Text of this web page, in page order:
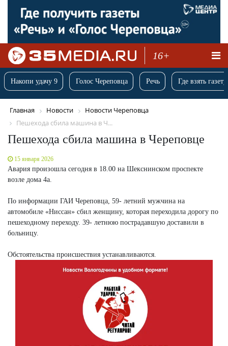
16+
Накопи удачу 9 Голос Череповца Речь Где взять
Главная Новости
Новости Череповца
Пешехода сбила машина в Ч...
Пешехода сбила машина в Череповце
15 января 2026
Авария произошла сегодня в 18.00 на Шекснинском проспекте
возле дома 4а.
По информации ГАИ Череповца, 59- летний мужчина на
автомобиле «Ниссан» сбил женщину, которая переходила дорогу по
пешеходному переходу. 39- летнюю пострадавшую доставили в
больницу.
Обстоятельства происшествия устанавливаются.